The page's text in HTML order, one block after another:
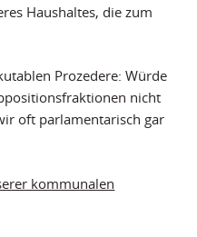
Haushaltes, die zum
Prozedere: Würde
nicht
oft parlamentarisch gar
kommunalen